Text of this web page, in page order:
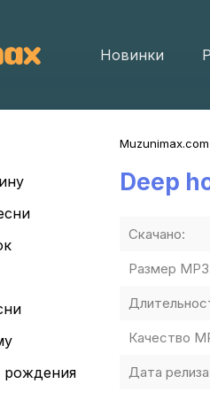
Новинки
рождения
Muzunimax.com
Deep
Скачано:
Размер
Качество
Дата